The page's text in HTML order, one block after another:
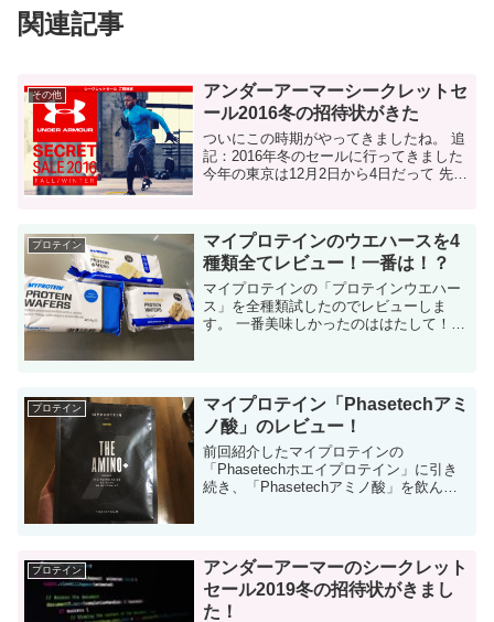
関連記事
その他
アンダーアーマーシークレットセ
ール2016冬の招待状がきた
ついにこの時期がやってきましたね。 追
記：2016年冬のセールに行ってきました
今年の東京は12月2日から4日だって 先ほ
プロテイン
マイプロテインのウエハースを4
種類全てレビュー！一番は！？
マイプロテインの「プロテインウエハー
ス」を全種類試したのでレビューしま
す。 一番美味しかったのははたして！？
プロテイン
マイプロテイン「Phasetechアミ
ノ酸」のレビュー！
前回紹介したマイプロテインの
「Phasetechホエイプロテイン」に引き
続き、「Phasetechアミノ酸」を飲んで
プロテイン
アンダーアーマーのシークレット
セール2019冬の招待状がきまし
た！